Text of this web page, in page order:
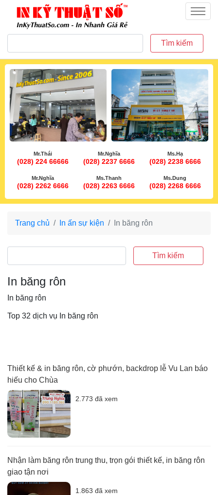
inkythuatso.com
Menu
Tìm kiếm
Mr.Thái
(028) 224 66666
Mr.Nghĩa
(028) 2237 6666
Ms.Hạ
(028) 2238 6666
Mr.Nghĩa
(028) 2262 6666
Ms.Thanh
(028) 2263 6666
Ms.Dung
(028) 2268 6666
Trang chủ In ấn sự kiện In băng rôn
Tìm kiếm
In băng rôn
In băng rôn
Top 32 dịch vụ In băng rôn
Thiết kế & in băng rôn, cờ phướn, backdrop lễ Vu Lan báo
hiếu cho Chùa
2.773 đã xem
Nhận làm băng rôn trung thu, trọn gói thiết kế, in băng rôn
giao tận nơi
1.863 đã xem